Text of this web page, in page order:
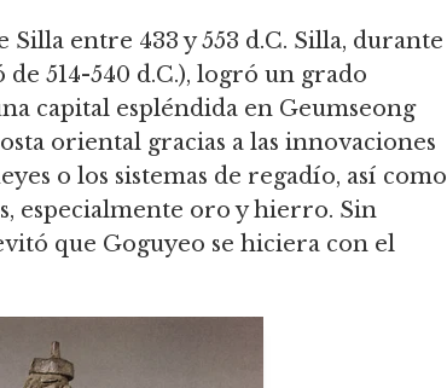
entre 433 y 553 d.C. Silla, durante
514-540 d.C.), logró un grado
capital espléndida en Geumseong
oriental gracias a las innovaciones
o los sistemas de regadío, así como
especialmente oro y hierro. Sin
que Goguyeo se hiciera con el